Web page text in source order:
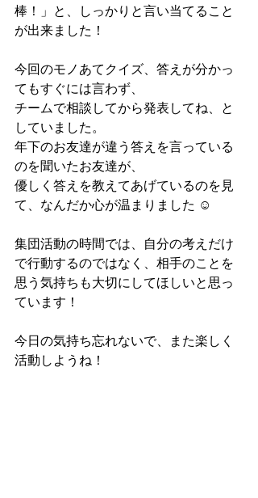
棒！」と、しっかりと言い当てること
が出来ました！
今回のモノあてクイズ、答えが分かっ
てもすぐには言わず、
チームで相談してから発表してね、と
していました。
年下のお友達が違う答えを言っている
のを聞いたお友達が、
優しく答えを教えてあげているのを見
て、なんだか心が温まりました ☺︎
集団活動の時間では、自分の考えだけ
で行動するのではなく、相手のことを
思う気持ちも大切にしてほしいと思っ
ています！
今日の気持ち忘れないで、また楽しく
活動しようね！